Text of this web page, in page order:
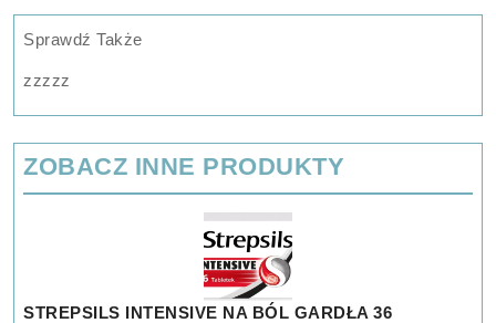
Sprawdź Także
zzzzz
ZOBACZ INNE PRODUKTY
STREPSILS INTENSIVE NA BÓL GARDŁA 36